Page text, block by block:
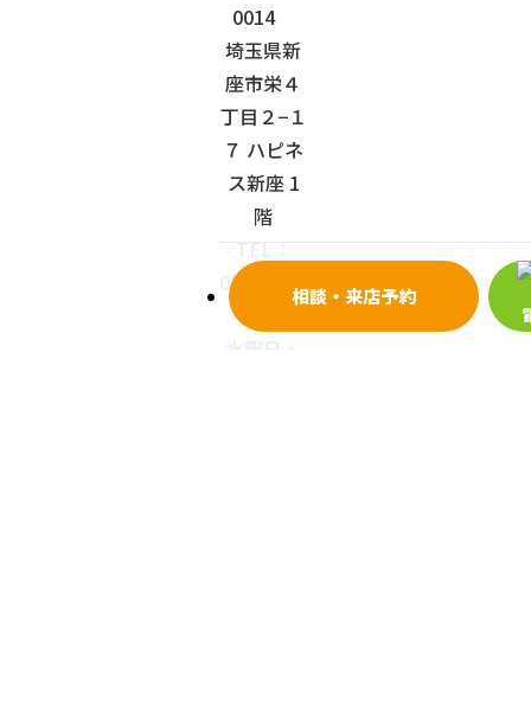
相談・来店予約
0014
埼玉県新
座市栄４
丁目２−１
７ ハピネ
ス新座 1
階
0120-678-
288